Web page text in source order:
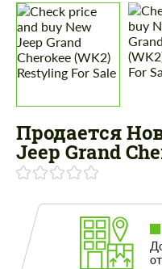
Продается
Jeep Grand